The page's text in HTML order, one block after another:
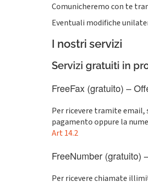
Comunicheremo con te
Eventuali modifiche
I nostri servizi
Servizi gratuiti in
FreeFax (gratuito) –
Per ricevere tramite email,
pagamento oppure la
Art 14.2
FreeNumber (gratuito)
Per ricevere chiamate